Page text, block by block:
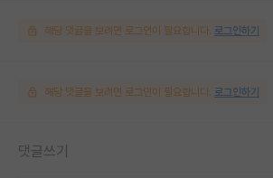
해당 댓글을 보려면 로그인이 필요합니다. 로그인하기
해당 댓글을 보려면 로그인이 필요합니다. 로그인하기
댓글쓰기